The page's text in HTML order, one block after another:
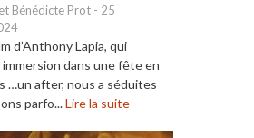
Bénédicte Prot - 25
d’Anthony Lapia, qui
dans une fête en
…un after, nous a séduites
parfo...Lire la suite